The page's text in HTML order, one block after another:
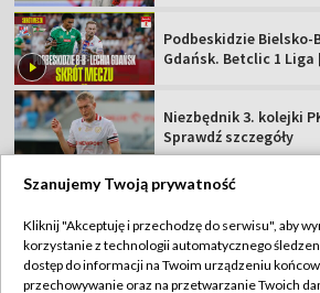
Podbeskidzie Bielsko-
Gdańsk. Betclic 1 Liga
Niezbędnik 3. kolejki
Sprawdź szczegóły
TVP
Szanujemy Twoją prywatność
Kliknij "Akceptuję i przechodzę do serwisu", aby
korzystanie z technologii automatycznego
dostęp do informacji na Twoim urządzeniu
przechowywanie oraz na przetwarzanie Twoich